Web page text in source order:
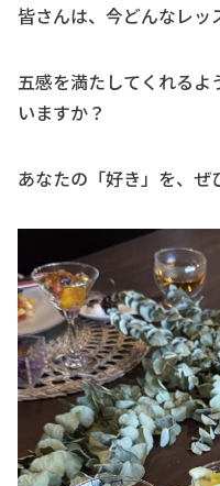
皆さんは、今どんなレッ
五感を満たしてくれるよ
いますか？
あなたの「好き」を、ぜ